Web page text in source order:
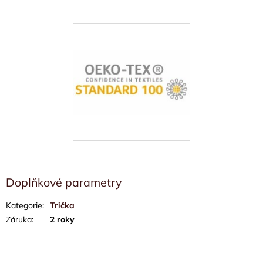
Doplňkové parametry
Kategorie: Trička
Záruka: 2 roky